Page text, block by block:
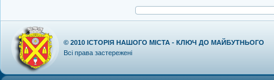
© 2010 ІСТОРІЯ НАШОГО МІСТА - КЛЮЧ ДО МАЙБУТНЬОГО
Всі права застережені